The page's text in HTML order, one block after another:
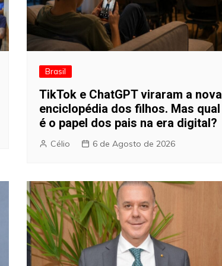
Brasil
TikTok e ChatGPT viraram a nova
enciclopédia dos filhos. Mas qual
é o papel dos pais na era digital?
Célio 6 de Agosto de 2026